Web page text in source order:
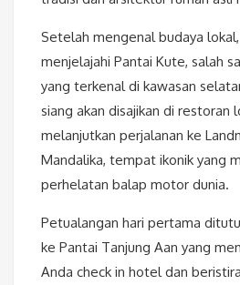
Setelah mengenal budaya
menjelajahi Pantai Kute, salah
yang terkenal di kawasan
siang akan disajikan di restoran
melanjutkan perjalanan ke
Mandalika, tempat ikonik yang
perhelatan balap motor dunia.
Petualangan hari pertama
ke Pantai Tanjung Aan yang
Anda check in hotel dan